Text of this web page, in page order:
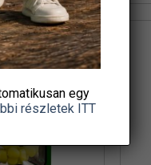
egy
részletek ITT